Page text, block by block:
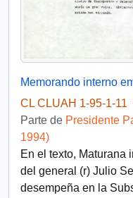
CL CLUAH 1-95-1-11
Parte de Presidente
1994)
En el texto, Maturana
del general (r) Julio
desempeña en la